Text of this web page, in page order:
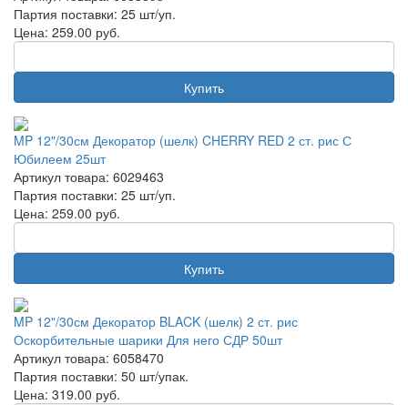
Партия поставки: 25 шт/уп.
Цена: 259.00 руб.
Купить
MP 12"/30см Декоратор (шелк) CHERRY RED 2 ст. рис С
Юбилеем 25шт
Артикул товара: 6029463
Партия поставки: 25 шт/уп.
Цена: 259.00 руб.
Купить
MP 12"/30см Декоратор BLACK (шелк) 2 ст. рис
Оскорбительные шарики Для него СДР 50шт
Артикул товара: 6058470
Партия поставки: 50 шт/упак.
Цена: 319.00 руб.